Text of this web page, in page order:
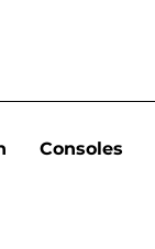
Consoles